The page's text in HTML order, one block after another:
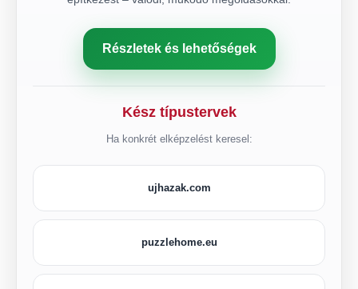
Részletek és lehetőségek
Kész típustervek
Ha konkrét elképzelést keresel:
ujhazak.com
puzzlehome.eu